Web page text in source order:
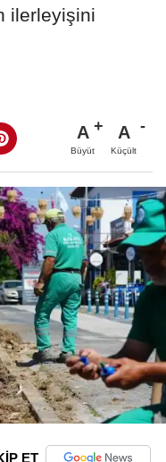
ilerleyişini
A
Büyüt
A
Küçült
ET